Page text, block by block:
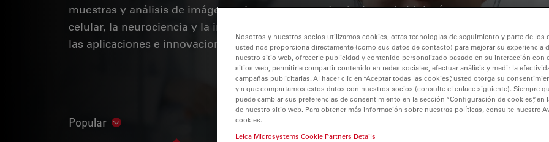
muestras y análisis de imágenes. Los temas tratados incluyen la biología
celular, la neurociencia y la investigación del cáncer, con especial atención a
las aplicaciones e innovaciones de vanguardia.
Popular Show subnavigation
Nosotros y nuestros socios utilizamos cookies, otras tecnologías de seguimiento y parte de los
usted nos proporciona directamente (como sus datos de contacto) para mejorar su experiencia
nuestro sitio web, ofrecerle publicidad y contenido personalizado basado en su interacción con
sitios web, permitirle compartir contenido en redes sociales, efectuar análisis y medir la
campañas publicitarias. Al hacer clic en “Aceptar todas las cookies”, usted otorga su
y a que compartamos estos datos con nuestros socios (consulte el enlace siguiente). Siempre
puede cambiar sus preferencias de consentimiento en la sección “Configuración de cookies”, en
de nuestro sitio web. Para obtener más información sobre nuestras políticas, consulte nuestro
cookies.
Leica Microsystems Cookie Partners Details